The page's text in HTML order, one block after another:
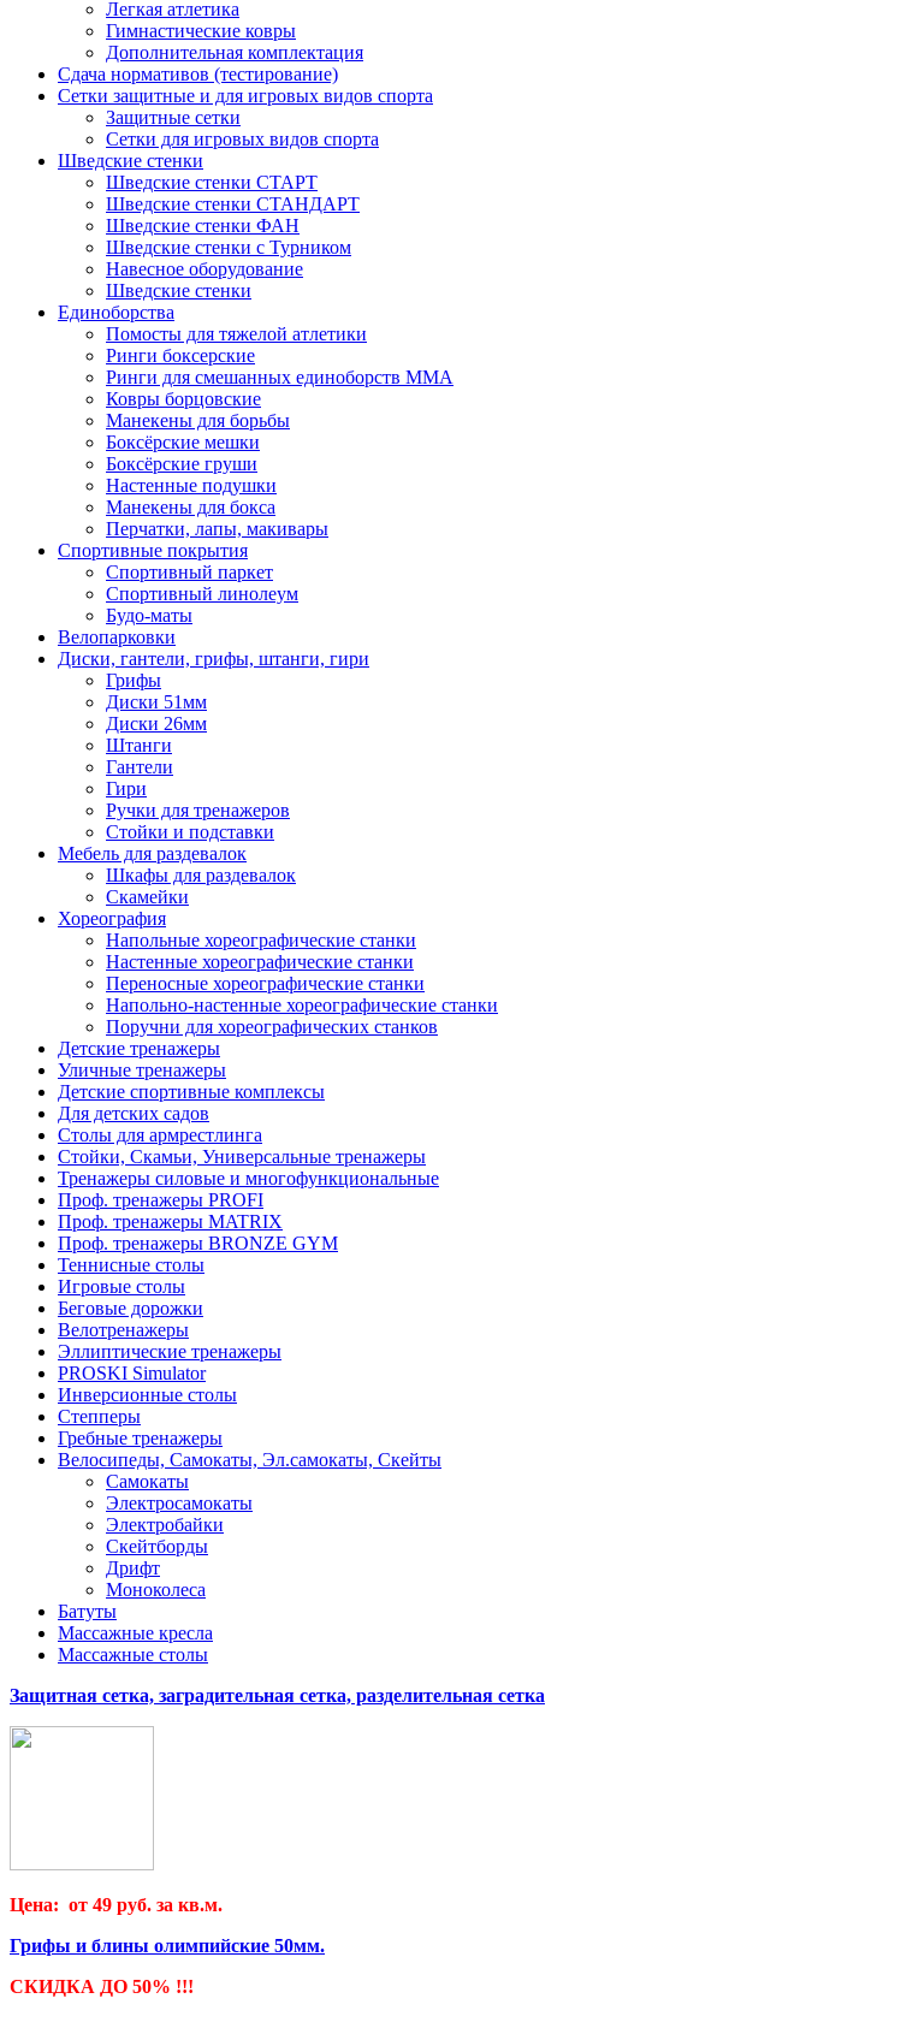
Легкая атлетика
Гимнастические ковры
Дополнительная комплектация
Сдача нормативов (тестирование)
Сетки защитные и для игровых видов спорта
Защитные сетки
Сетки для игровых видов спорта
Шведские стенки
Шведские стенки СТАРТ
Шведские стенки СТАНДАРТ
Шведские стенки ФАН
Шведские стенки с Турником
Навесное оборудование
Шведские стенки
Единоборства
Помосты для тяжелой атлетики
Ринги боксерские
Ринги для смешанных единоборств ММА
Ковры борцовские
Манекены для борьбы
Боксёрские мешки
Боксёрские груши
Настенные подушки
Манекены для бокса
Перчатки, лапы, макивары
Спортивные покрытия
Спортивный паркет
Спортивный линолеум
Будо-маты
Велопарковки
Диски, гантели, грифы, штанги, гири
Грифы
Диски 51мм
Диски 26мм
Штанги
Гантели
Гири
Ручки для тренажеров
Стойки и подставки
Мебель для раздевалок
Шкафы для раздевалок
Скамейки
Хореография
Напольные хореографические станки
Настенные хореографические станки
Переносные хореографические станки
Напольно-настенные хореографические станки
Поручни для хореографических станков
Детские тренажеры
Уличные тренажеры
Детские спортивные комплексы
Для детских садов
Столы для армрестлинга
Стойки, Скамьи, Универсальные тренажеры
Тренажеры силовые и многофункциональные
Проф. тренажеры PROFI
Проф. тренажеры MATRIX
Проф. тренажеры BRONZE GYM
Теннисные столы
Игровые столы
Беговые дорожки
Велотренажеры
Эллиптические тренажеры
PROSKI Simulator
Инверсионные столы
Степперы
Гребные тренажеры
Велосипеды, Самокаты, Эл.самокаты, Скейты
Самокаты
Электросамокаты
Электробайки
Скейтборды
Дрифт
Моноколеса
Батуты
Массажные кресла
Массажные столы
Защитная сетка, заградительная сетка, разделительная сетка
Цена: от 49 руб. за кв.м.
Грифы и блины олимпийские 50мм.
СКИДКА ДО 50% !!!